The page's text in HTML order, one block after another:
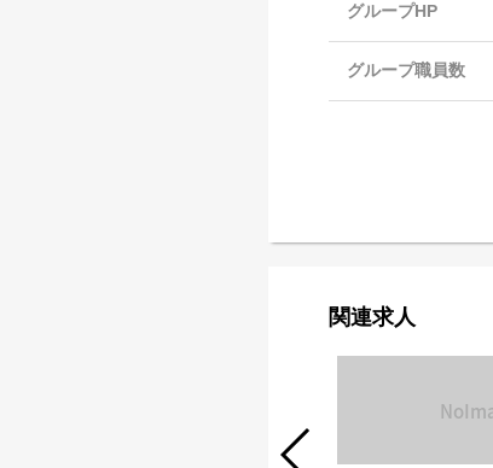
グループHP
グループ職員数
関連求人